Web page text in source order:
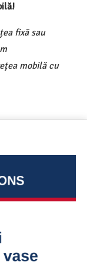
fixă sau
mobilă cu
auzi clar fiecare